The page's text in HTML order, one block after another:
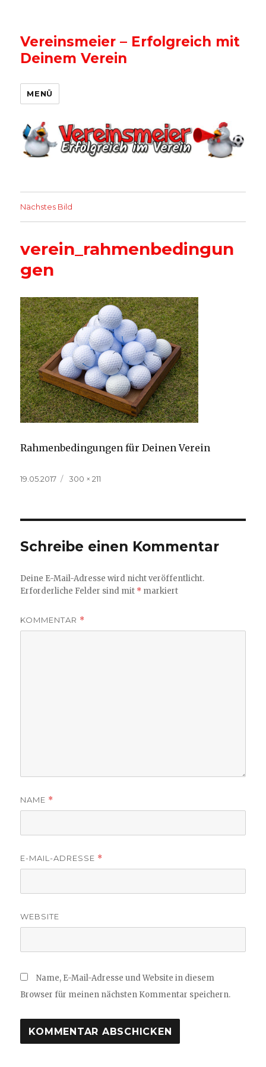
Vereinsmeier – Erfolgreich mit
Deinem Verein
MENÜ
Nächstes Bild
verein_rahmenbedingun
gen
Rahmenbedingungen für Deinen Verein
Veröffentlicht
19.05.2017
Volle
300 × 211
Schreibe einen Kommentar
Deine E-Mail-Adresse wird nicht veröffentlicht.
Erforderliche Felder sind mit * markiert
KOMMENTAR *
NAME *
E-MAIL-ADRESSE *
WEBSITE
Name, E-Mail-Adresse und Website in diesem
Browser für meinen nächsten Kommentar speichern.